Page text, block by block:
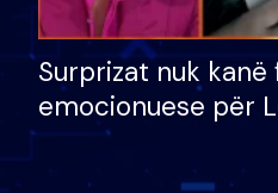
Surprizat nuk
emocionuese për
nëna dhe fëmijët
nuk i mban dot